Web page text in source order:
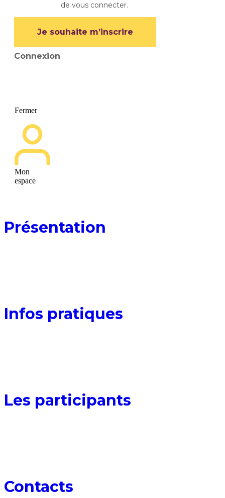
de vous connecter.
Je souhaite m’inscrire
Connexion
Fermer
Mon
espace
Présentation
Infos pratiques
Les participants
Contacts